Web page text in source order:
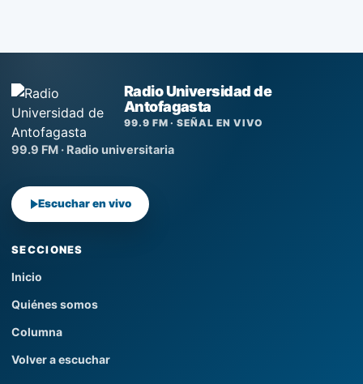
Radio Universidad de
Antofagasta
99.9 FM · SEÑAL EN VIVO
99.9 FM · Radio universitaria
Escuchar en vivo
SECCIONES
Inicio
Quiénes somos
Columna
Volver a escuchar